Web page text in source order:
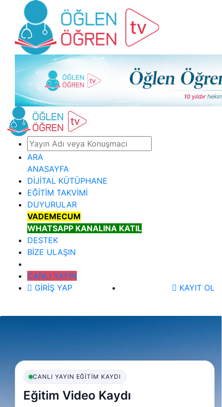
ARA
ANASAYFA
DİJİTAL KÜTÜPHANE
EĞİTİM TAKVİMİ
DUYURULAR
VADEMECUM
WHATSAPP KANALINA KATIL
DESTEK
BİZE ULAŞIN
CANLI YAYIN
GİRİŞ YAP
KAYIT OL
CANLI YAYIN EĞITIM KAYDI
Eğitim Video Kaydı